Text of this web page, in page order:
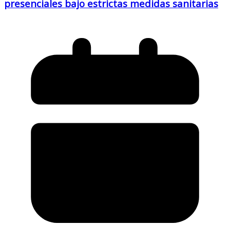
presenciales bajo estrictas medidas sanitarias